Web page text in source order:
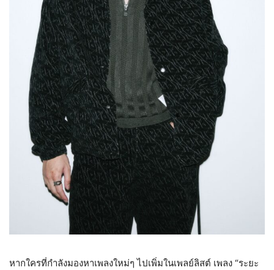
หากใครที่กำลังมองหาเพลงใหม่ๆ ไปเพิ่มในเพลย์ลิสต์ เพลง “ระยะ